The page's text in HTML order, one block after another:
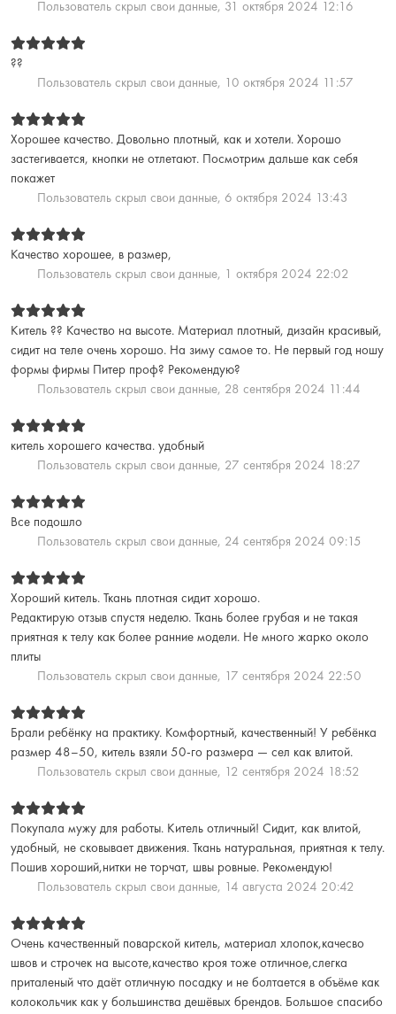
Пользователь скрыл свои данные, 31 октября 2024 12:16
??
Пользователь скрыл свои данные, 10 октября 2024 11:57
Хорошее качество. Довольно плотный, как и хотели. Хорошо
застегивается, кнопки не отлетают. Посмотрим дальше как себя
покажет
Пользователь скрыл свои данные, 6 октября 2024 13:43
Качество хорошее, в размер,
Пользователь скрыл свои данные, 1 октября 2024 22:02
Китель ?? Качество на высоте. Материал плотный, дизайн красивый,
сидит на теле очень хорошо. На зиму самое то. Не первый год ношу
формы фирмы Питер проф? Рекомендую?
Пользователь скрыл свои данные, 28 сентября 2024 11:44
китель хорошего качества. удобный
Пользователь скрыл свои данные, 27 сентября 2024 18:27
Все подошло
Пользователь скрыл свои данные, 24 сентября 2024 09:15
Хороший китель. Ткань плотная сидит хорошо.
Редактирую отзыв спустя неделю. Ткань более грубая и не такая
приятная к телу как более ранние модели. Не много жарко около
плиты
Пользователь скрыл свои данные, 17 сентября 2024 22:50
Брали ребёнку на практику. Комфортный, качественный! У ребёнка
размер 48–50, китель взяли 50-го размера — сел как влитой.
Пользователь скрыл свои данные, 12 сентября 2024 18:52
Покупала мужу для работы. Китель отличный! Сидит, как влитой,
удобный, не сковывает движения. Ткань натуральная, приятная к телу.
Пошив хороший,нитки не торчат, швы ровные. Рекомендую!
Пользователь скрыл свои данные, 14 августа 2024 20:42
Очень качественный поварской китель, материал хлопок,качесво
швов и строчек на высоте,качество кроя тоже отличное,слегка
приталеный что даёт отличную посадку и не болтается в объёме как
колокольчик как у большинства дешёвых брендов. Большое спасибо